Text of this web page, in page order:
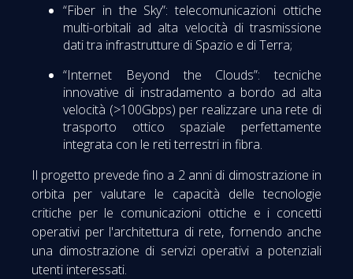
“Fiber in the Sky”: telecomunicazioni ottiche
multi-orbitali ad alta velocità di trasmissione
dati tra infrastrutture di Spazio e di Terra;
“Internet Beyond the Clouds”: tecniche
innovative di instradamento a bordo ad alta
velocità (>100Gbps) per realizzare una rete di
trasporto ottico spaziale perfettamente
integrata con le reti terrestri in fibra.
Il progetto prevede fino a 2 anni di dimostrazione in
orbita per valutare le capacità delle tecnologie
critiche per le comunicazioni ottiche e i concetti
operativi per l'architettura di rete, fornendo anche
una dimostrazione di servizi operativi a potenziali
utenti interessati.